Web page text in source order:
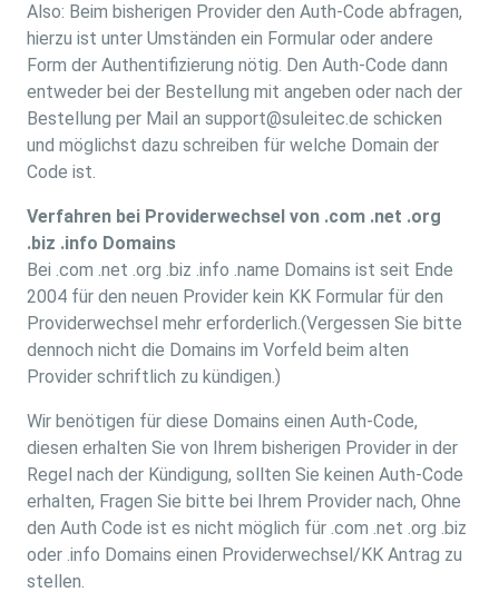
Also: Beim bisherigen Provider den Auth-Code abfragen,
hierzu ist unter Umständen ein Formular oder andere
Form der Authentifizierung nötig. Den Auth-Code dann
entweder bei der Bestellung mit angeben oder nach der
Bestellung per Mail an support@suleitec.de schicken
und möglichst dazu schreiben für welche Domain der
Code ist.
Verfahren bei Providerwechsel von .com .net .org
.biz .info Domains
Bei .com .net .org .biz .info .name Domains ist seit Ende
2004 für den neuen Provider kein KK Formular für den
Providerwechsel mehr erforderlich.(Vergessen Sie bitte
dennoch nicht die Domains im Vorfeld beim alten
Provider schriftlich zu kündigen.)
Wir benötigen für diese Domains einen Auth-Code,
diesen erhalten Sie von Ihrem bisherigen Provider in der
Regel nach der Kündigung, sollten Sie keinen Auth-Code
erhalten, Fragen Sie bitte bei Ihrem Provider nach, Ohne
den Auth Code ist es nicht möglich für .com .net .org .biz
oder .info Domains einen Providerwechsel/KK Antrag zu
stellen.